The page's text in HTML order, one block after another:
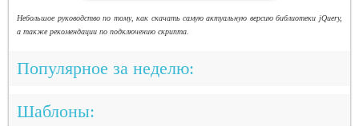
Небольшое руководство по тому, как скачать самую актуальную версию библиотеки jQuery,
а также рекомендации по подключению скрипта.
Популярное за неделю:
Шаблоны: